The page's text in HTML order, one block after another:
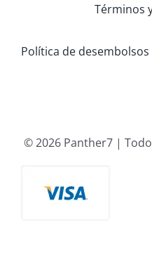
Términos
Política de desembolsos
© 2026 Panther7 |